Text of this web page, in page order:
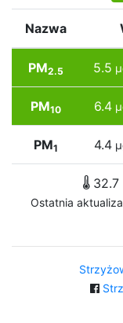
Nazwa
PM2.5 5.5
PM10 6.4
PM1 4.4
32.7
Ostatnia